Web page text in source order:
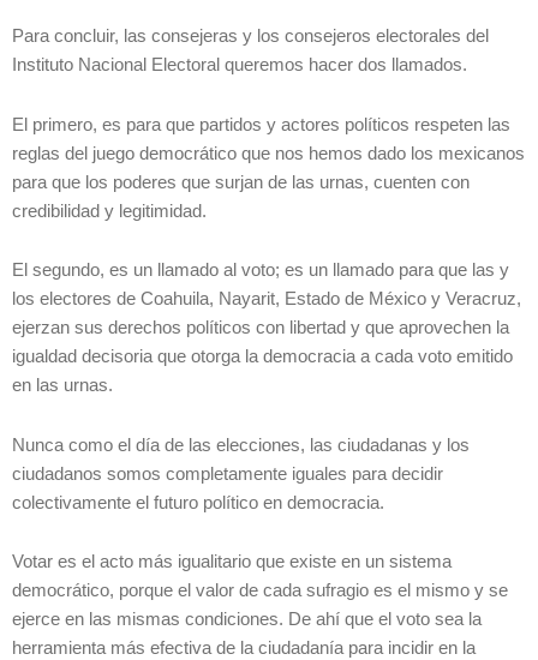
Para concluir, las consejeras y los consejeros electorales del
Instituto Nacional Electoral queremos hacer dos llamados.
El primero, es para que partidos y actores políticos respeten las
reglas del juego democrático que nos hemos dado los mexicanos
para que los poderes que surjan de las urnas, cuenten con
credibilidad y legitimidad.
El segundo, es un llamado al voto; es un llamado para que las y
los electores de Coahuila, Nayarit, Estado de México y Veracruz,
ejerzan sus derechos políticos con libertad y que aprovechen la
igualdad decisoria que otorga la democracia a cada voto emitido
en las urnas.
Nunca como el día de las elecciones, las ciudadanas y los
ciudadanos somos completamente iguales para decidir
colectivamente el futuro político en democracia.
Votar es el acto más igualitario que existe en un sistema
democrático, porque el valor de cada sufragio es el mismo y se
ejerce en las mismas condiciones. De ahí que el voto sea la
herramienta más efectiva de la ciudadanía para incidir en la